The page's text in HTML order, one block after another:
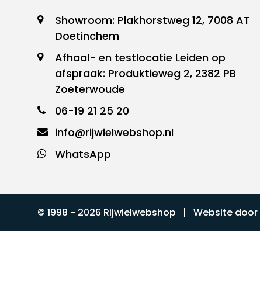
Showroom: Plakhorstweg 12, 7008 AT
Doetinchem
Afhaal- en testlocatie Leiden op
afspraak: Produktieweg 2, 2382 PB
Zoeterwoude
06-19 21 25 20
info@rijwielwebshop.nl
WhatsApp
© 1998 - 2026 Rijwielwebshop | Website door